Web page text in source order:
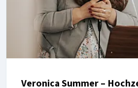
Veronica Summer –